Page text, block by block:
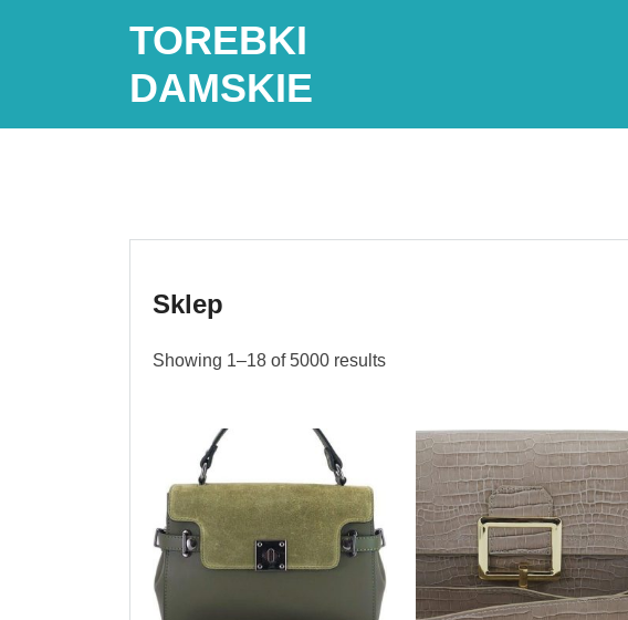
TOREBKI
DAMSKIE
Sklep
Showing 1–18 of 5000 results